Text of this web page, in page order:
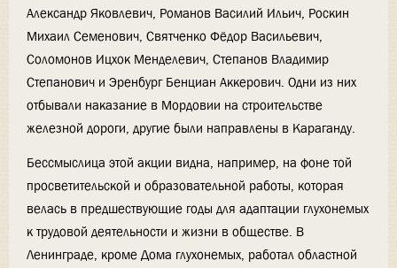
Александр Яковлевич, Романов Василий Ильич, Роскин
Михаил Семенович, Святченко Фёдор Васильевич,
Соломонов Ицхок Менделевич, Степанов Владимир
Степанович и Эренбург Бенциан Аккерович. Одни из них
отбывали наказание в Мордовии на строительстве
железной дороги, другие были направлены в Караганду.
Бессмыслица этой акции видна, например, на фоне той
просветительской и образовательной работы, которая
велась в предшествующие годы для адаптации глухонемых
к трудовой деятельности и жизни в обществе. В
Ленинграде, кроме Дома глухонемых, работал областной